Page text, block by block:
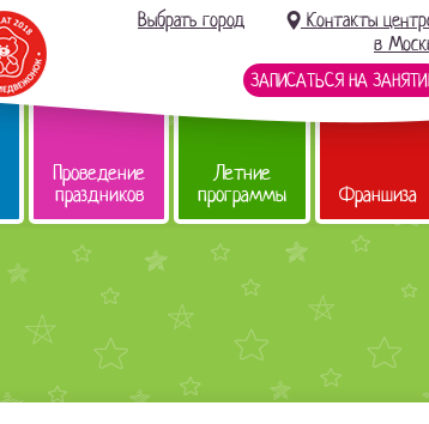
Выбрать город
Контакты
в
ЗАПИСАТЬСЯ НА
Проведение
праздников
Летние
программы Франшиза